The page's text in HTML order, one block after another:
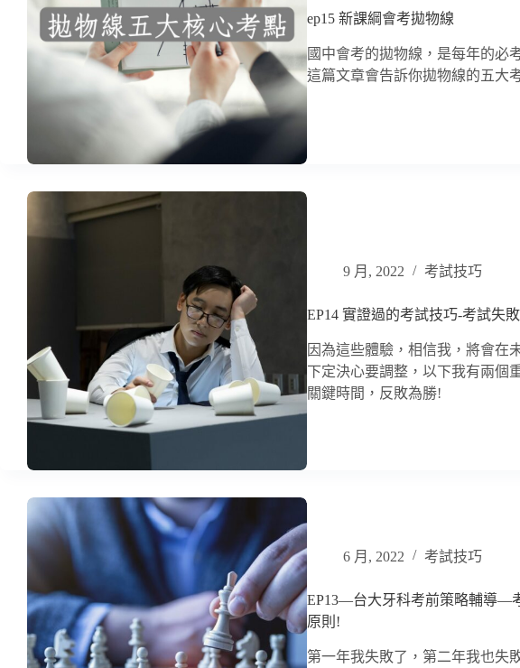
ep15 新課綱會考拋物線
國中會考的拋物線，是每年的必
這篇文章會告訴你拋物線的五大
9 月, 2022 考試技巧
EP14 實證過的考試技巧-考試失
因為這些體驗，相信我，將會在
下定決心要調整，以下我有兩個
關鍵時間，反敗為勝!
6 月, 2022 考試技巧
EP13―台大牙科考前策略輔導―
原則!
第一年我失敗了，第二年我也失